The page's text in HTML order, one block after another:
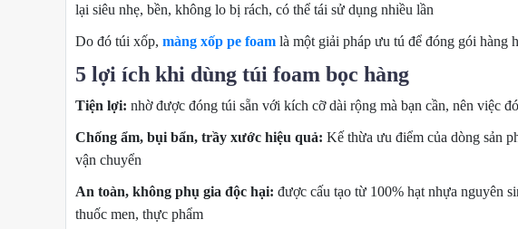
lại siêu nhẹ, bền, không lo bị rách, có thể tái sử dụng nhiều lần
Do đó túi xốp, màng xốp pe foam là một giải pháp ưu tú để đóng gói hàng
5 lợi ích khi dùng túi foam bọc hàng
Tiện lợi: nhờ được đóng túi sẵn với kích cỡ dài rộng mà bạn cần, nên việc
Chống ẩm, bụi bẩn, trầy xước hiệu quả: Kế thừa ưu điểm của dòng sản
vận chuyển
An toàn, không phụ gia độc hại: được cấu tạo từ 100% hạt nhựa nguyên
thuốc men, thực phẩm